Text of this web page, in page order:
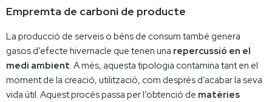
Empremta de carboni de producte
La producció de serveis o béns de consum també genera
gasos d’efecte hivernacle que tenen una repercussió en el
medi ambient. A més, aquesta tipologia contamina tant en el
moment de la creació, utilització, com després d’acabar la seva
vida útil. Aquest procés passa per l’obtenció de matèries